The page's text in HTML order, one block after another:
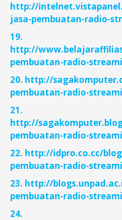
http://
jasa-pembuatan-radio-
19.
http://
pembuatan-radio-
20. http://
pembuatan-radio-
21.
http://
pembuatan-radio-
22. http://idpro.co.cc/
pembuatan-radio-
23. http://
pembuatan-radio-
24.